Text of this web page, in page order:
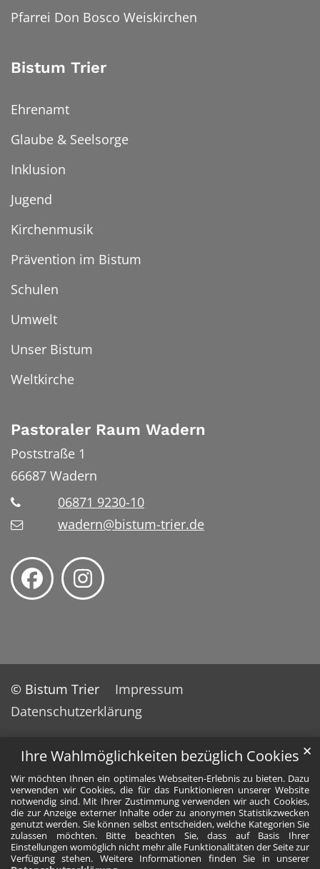
Ihre Wahlmöglichkeiten bezüglich Cookies
Wir möchten Ihnen ein optimales Webseiten-Erlebnis zu bieten. Dazu
verwenden wir Cookies, die für das Funktionieren unserer Website
notwendig sind. Mit Ihrer Zustimmung verwenden wir auch Cookies,
die zur Anzeige externer Inhalte oder zu anonymen Statistikzwecken
genutzt werden. Sie können selbst entscheiden, welche Kategorien Sie
zulassen möchten. Bitte beachten Sie, dass auf Basis Ihrer
Einstellungen womöglich nicht mehr alle Funktionalitäten der Seite zur
Verfügung stehen. Weitere Informationen finden Sie in unserer
✕
Pfarrei Don Bosco Weiskirchen
Bistum Trier
Ehrenamt
Glaube & Seelsorge
Inklusion
Jugend
Kirchenmusik
Prävention im Bistum
Schulen
Umwelt
Unser Bistum
Weltkirche
Pastoraler Raum Wadern
Poststraße 1
66687 Wadern
06871 9230-10
wadern@bistum-trier.de
© Bistum Trier
Impressum
Datenschutzerklärung